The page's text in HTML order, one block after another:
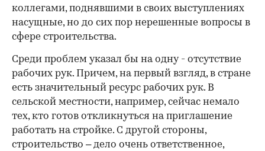
коллегами, поднявшими в своих выступлениях
насущные, но до сих пор нерешенные вопросы в
сфере строительства.
Среди проблем указал бы на одну - отсутствие
рабочих рук. Причем, на первый взгляд, в стране
есть значительный ресурс рабочих рук. В
сельской местности, например, сейчас немало
тех, кто готов откликнуться на приглашение
работать на стройке. С другой стороны,
строительство – дело очень ответственное,